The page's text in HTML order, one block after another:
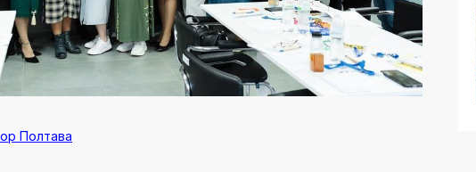
Полтава